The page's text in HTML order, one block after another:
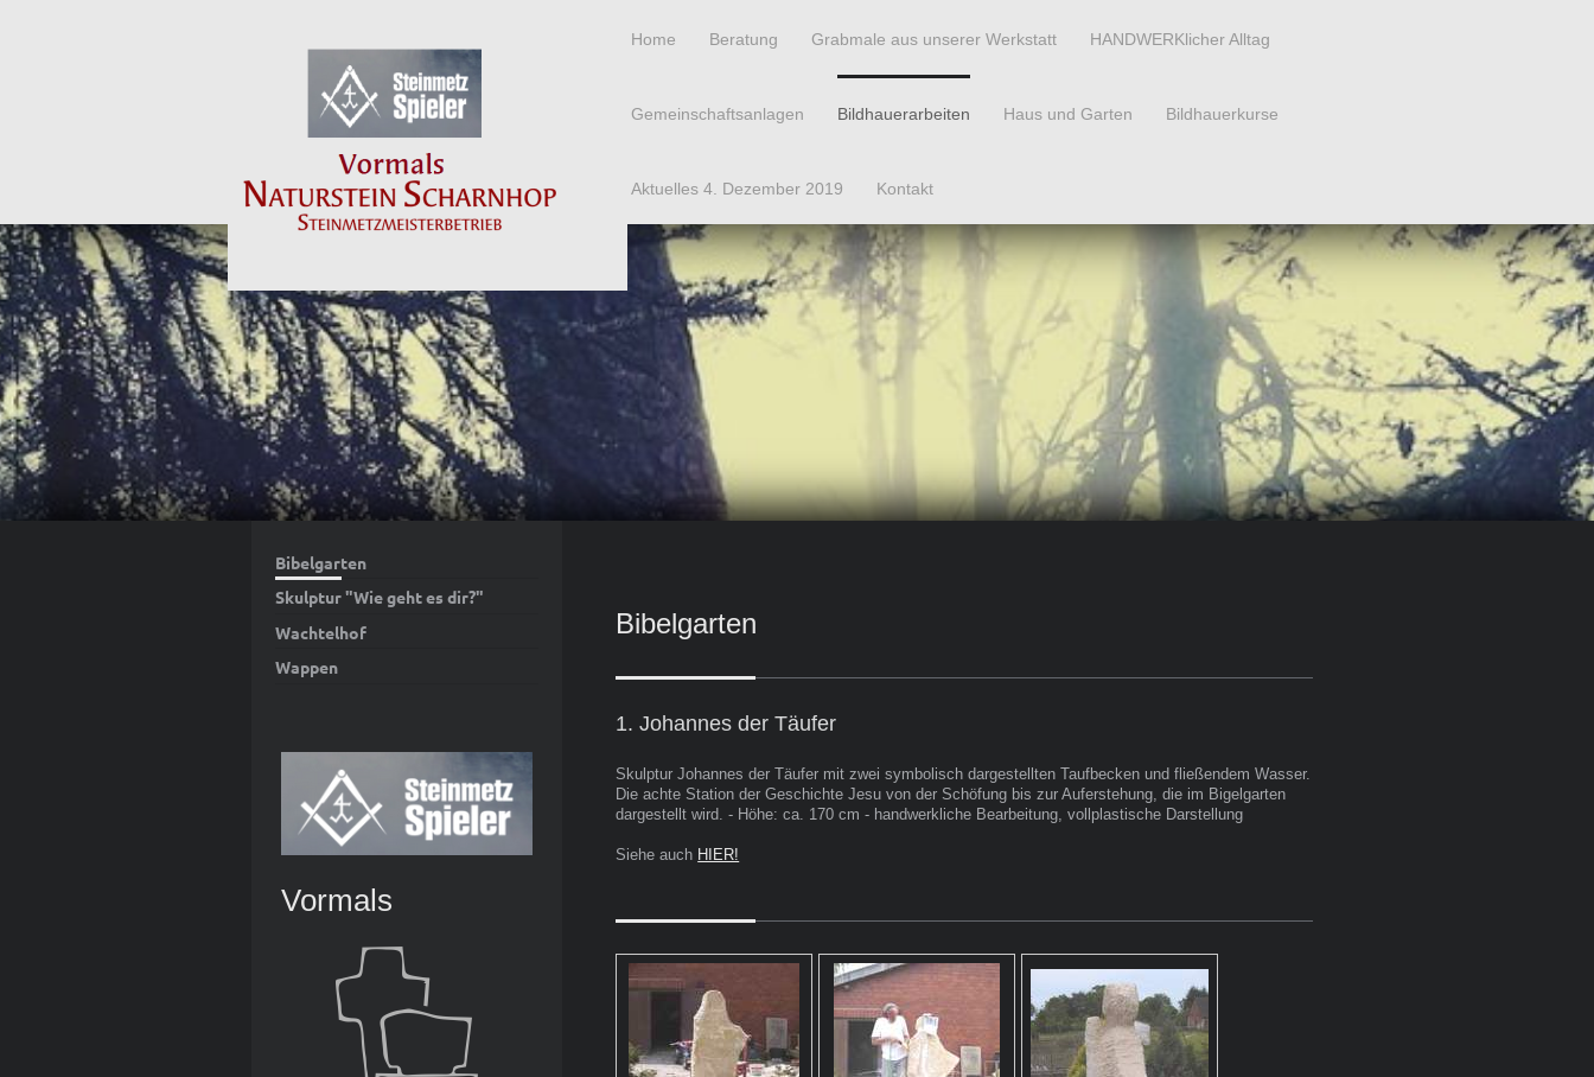
Home Beratung Grabmale aus unserer Werkstatt HANDWERKlicher Alltag
Gemeinschaftsanlagen Bildhauerarbeiten Haus und Garten Bildhauerkurse
Aktuelles 4. Dezember 2019 Kontakt
Bibelgarten
1. Johannes der Täufer
Skulptur Johannes der Täufer mit zwei symbolisch dargestellten Taufbecken und fließendem Wasser.
Die achte Station der Geschichte Jesu von der Schöfung bis zur Auferstehung, die im Bigelgarten
dargestellt wird. - Höhe: ca. 170 cm - handwerkliche Bearbeitung, vollplastische Darstellung
Siehe auch HIER!
Bibelgarten
Skulptur "Wie geht es dir?"
Wachtelhof
Wappen
Vormals